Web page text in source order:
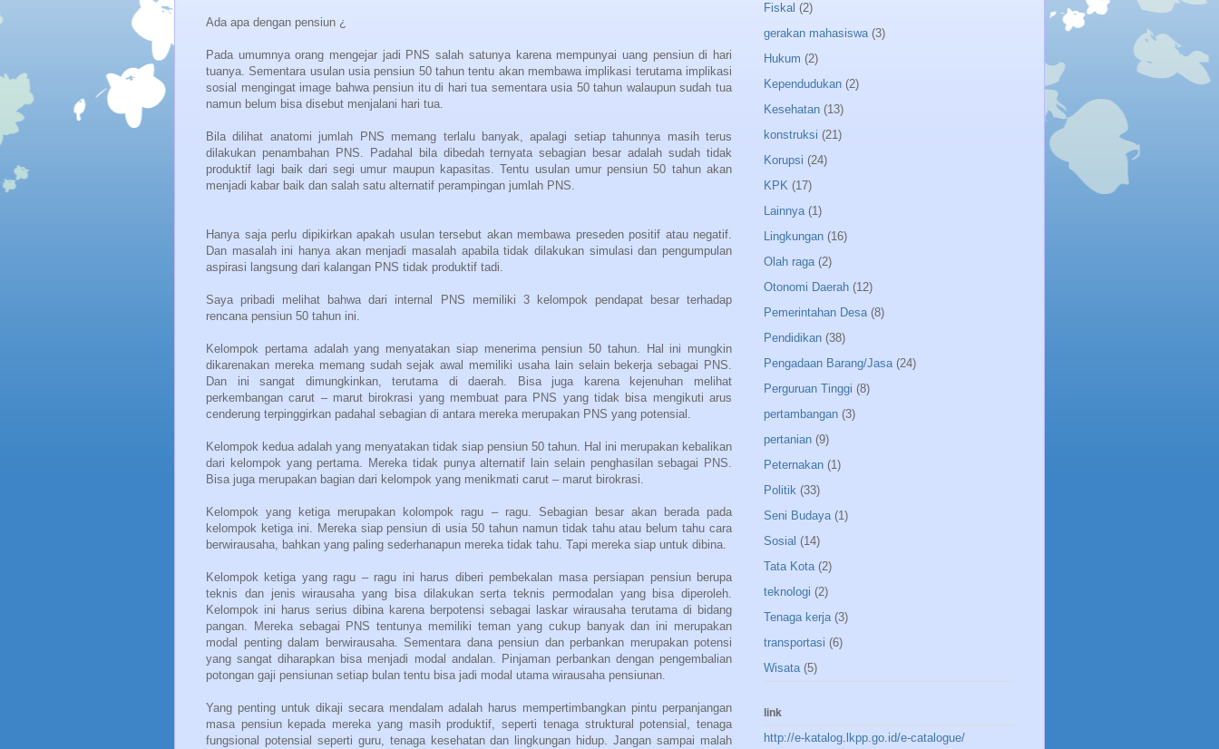
Ada apa dengan pensiun ¿
Pada umumnya orang mengejar jadi PNS salah satunya karena mempunyai uang pensiun di hari
tuanya. Sementara usulan usia pensiun 50 tahun tentu akan membawa implikasi terutama implikasi
sosial mengingat image bahwa pensiun itu di hari tua sementara usia 50 tahun walaupun sudah tua
namun belum bisa disebut menjalani hari tua.
Bila dilihat anatomi jumlah PNS memang terlalu banyak, apalagi setiap tahunnya masih terus
dilakukan penambahan PNS. Padahal bila dibedah ternyata sebagian besar adalah sudah tidak
produktif lagi baik dari segi umur maupun kapasitas. Tentu usulan umur pensiun 50 tahun akan
menjadi kabar baik dan salah satu alternatif perampingan jumlah PNS.
Hanya saja perlu dipikirkan apakah usulan tersebut akan membawa preseden positif atau negatif.
Dan masalah ini hanya akan menjadi masalah apabila tidak dilakukan simulasi dan pengumpulan
aspirasi langsung dari kalangan PNS tidak produktif tadi.
Saya pribadi melihat bahwa dari internal PNS memiliki 3 kelompok pendapat besar terhadap
rencana pensiun 50 tahun ini.
Kelompok pertama adalah yang menyatakan siap menerima pensiun 50 tahun. Hal ini mungkin
dikarenakan mereka memang sudah sejak awal memiliki usaha lain selain bekerja sebagai PNS.
Dan ini sangat dimungkinkan, terutama di daerah. Bisa juga karena kejenuhan melihat
perkembangan carut – marut birokrasi yang membuat para PNS yang tidak bisa mengikuti arus
cenderung terpinggirkan padahal sebagian di antara mereka merupakan PNS yang potensial.
Kelompok kedua adalah yang menyatakan tidak siap pensiun 50 tahun. Hal ini merupakan kebalikan
dari kelompok yang pertama. Mereka tidak punya alternatif lain selain penghasilan sebagai PNS.
Bisa juga merupakan bagian dari kelompok yang menikmati carut – marut birokrasi.
Kelompok yang ketiga merupakan kolompok ragu – ragu. Sebagian besar akan berada pada
kelompok ketiga ini. Mereka siap pensiun di usia 50 tahun namun tidak tahu atau belum tahu cara
berwirausaha, bahkan yang paling sederhanapun mereka tidak tahu. Tapi mereka siap untuk dibina.
Kelompok ketiga yang ragu – ragu ini harus diberi pembekalan masa persiapan pensiun berupa
teknis dan jenis wirausaha yang bisa dilakukan serta teknis permodalan yang bisa diperoleh.
Kelompok ini harus serius dibina karena berpotensi sebagai laskar wirausaha terutama di bidang
pangan. Mereka sebagai PNS tentunya memiliki teman yang cukup banyak dan ini merupakan
modal penting dalam berwirausaha. Sementara dana pensiun dan perbankan merupakan potensi
yang sangat diharapkan bisa menjadi modal andalan. Pinjaman perbankan dengan pengembalian
potongan gaji pensiunan setiap bulan tentu bisa jadi modal utama wirausaha pensiunan.
Yang penting untuk dikaji secara mendalam adalah harus mempertimbangkan pintu perpanjangan
masa pensiun kepada mereka yang masih produktif, seperti tenaga struktural potensial, tenaga
fungsional potensial seperti guru, tenaga kesehatan dan lingkungan hidup. Jangan sampai malah
Fiskal (2)
gerakan mahasiswa (3)
Hukum (2)
Kependudukan (2)
Kesehatan (13)
konstruksi (21)
Korupsi (24)
KPK (17)
Lainnya (1)
Lingkungan (16)
Olah raga (2)
Otonomi Daerah (12)
Pemerintahan Desa (8)
Pendidikan (38)
Pengadaan Barang/Jasa (24)
Perguruan Tinggi (8)
pertambangan (3)
pertanian (9)
Peternakan (1)
Politik (33)
Seni Budaya (1)
Sosial (14)
Tata Kota (2)
teknologi (2)
Tenaga kerja (3)
transportasi (6)
Wisata (5)
link
http://e-katalog.lkpp.go.id/e-catalogue/